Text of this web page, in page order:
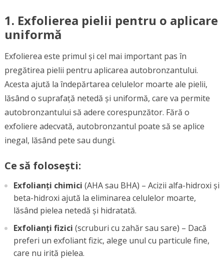
1. Exfolierea pielii pentru o aplicare
uniformă
Exfolierea este primul și cel mai important pas în
pregătirea pielii pentru aplicarea autobronzantului.
Acesta ajută la îndepărtarea celulelor moarte ale pielii,
lăsând o suprafață netedă și uniformă, care va permite
autobronzantului să adere corespunzător. Fără o
exfoliere adecvată, autobronzantul poate să se aplice
inegal, lăsând pete sau dungi.
Ce să folosești:
Exfolianți chimici (AHA sau BHA) – Acizii alfa-hidroxi și
beta-hidroxi ajută la eliminarea celulelor moarte,
lăsând pielea netedă și hidratată.
Exfolianți fizici (scruburi cu zahăr sau sare) – Dacă
preferi un exfoliant fizic, alege unul cu particule fine,
care nu irită pielea.